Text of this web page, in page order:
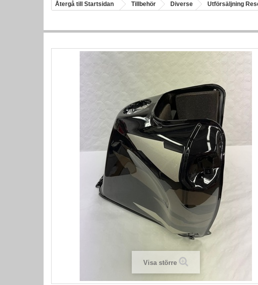
Återgå till Startsidan Tillbehör Diverse Utförsäljning
Visa större